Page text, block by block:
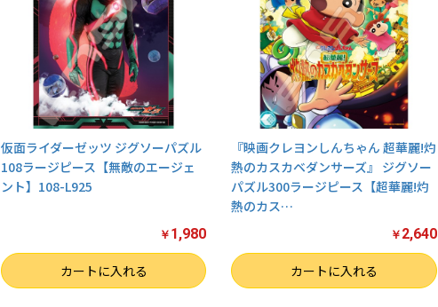
仮面ライダーゼッツ ジグソーパズル
108ラージピース【無敵のエージェ
ント】108-L925
￥ 1,980
数量 カートに入れる
『映画クレヨンしんちゃん 超華麗!灼
熱のカスカベダンサーズ』 ジグソー
パズル300ラージピース【超華麗!灼
熱のカス…
￥ 2,640
数量 カートに入れる
お買い物を続ける カートへ進む